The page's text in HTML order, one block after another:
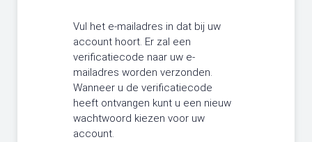
Vul het e-mailadres in dat bij uw
account hoort. Er zal een
verificatiecode naar uw e-
mailadres worden verzonden.
Wanneer u de verificatiecode
heeft ontvangen kunt u een nieuw
wachtwoord kiezen voor uw
account.